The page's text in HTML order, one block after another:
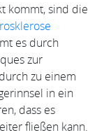
kommt, sind die
es durch
zur
zu einem
in ein
dass es
fließen kann.